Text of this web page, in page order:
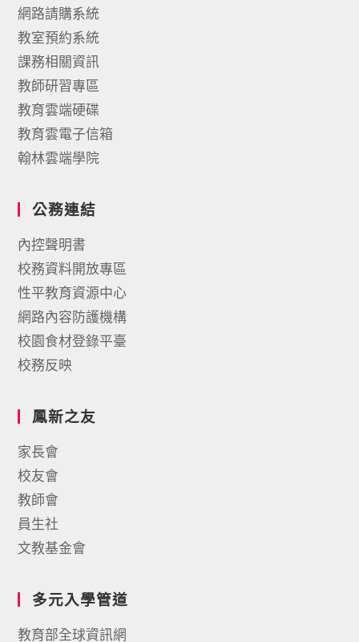
網路請購系統
教室預約系統
課務相關資訊
教師研習專區
教育雲端硬碟
教育雲電子信箱
翰林雲端學院
公務連結
內控聲明書
校務資料開放專區
性平教育資源中心
網路內容防護機構
校園食材登錄平臺
校務反映
鳳新之友
家長會
校友會
教師會
員生社
文教基金會
多元入學管道
教育部全球資訊網